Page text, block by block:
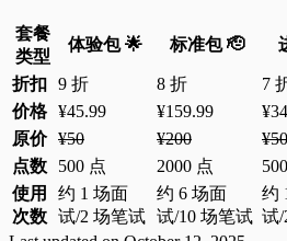
套餐
类型
体验包 🌟 标准包 🫡
折扣 9 折 8 折 7
价格 ¥45.99 ¥159.99
原价 ¥50 ¥200
点数
500 点 2000 点
使用
次数
约 1 场面
试/2 场笔试
约 6 场面
试/10 场笔试
约
试/